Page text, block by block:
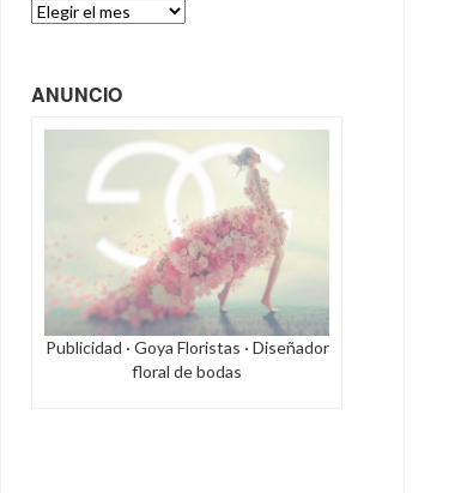
ARCHIVOS
ANUNCIO
Publicidad · Goya Floristas · Diseñador
floral de bodas